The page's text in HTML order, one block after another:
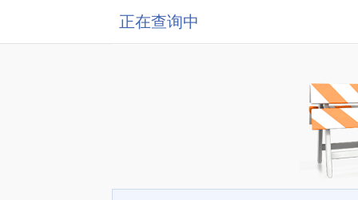
正在查询中